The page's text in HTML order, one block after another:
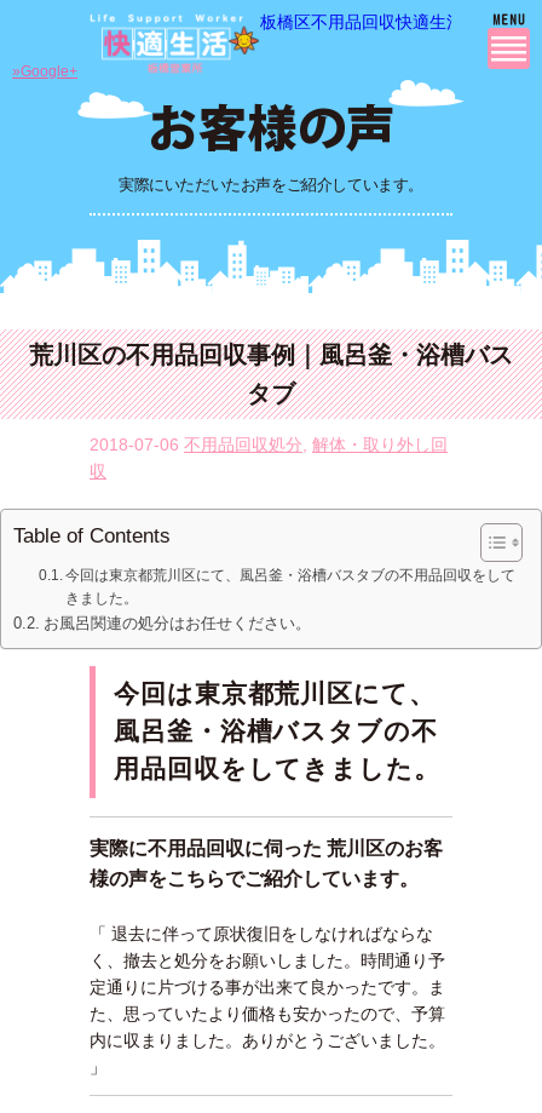
板橋区不用品回収快適生活の 不用
実際にいただいたお声をご紹介しています。
»Google+
荒川区の不用品回収事例｜風呂釜・浴槽バス
タブ
2018-07-06 不用品回収処分 解体・取り外し回
収
Table of Contents
今回は東京都荒川区にて、風呂釜・浴槽バスタブの不用品回収をして
きました。
お風呂関連の処分はお任せください。
今回は東京都荒川区にて、
風呂釜・浴槽バスタブの不
用品回収をしてきました。
実際に不用品回収に伺った 荒川区のお客
様の声をこちらでご紹介しています。
「 退去に伴って原状復旧をしなければならな
く、撤去と処分をお願いしました。時間通り予
定通りに片づける事が出来て良かったです。ま
た、思っていたより価格も安かったので、予算
内に収まりました。ありがとうございました。
」